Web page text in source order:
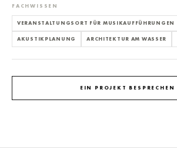
FACHWISSEN
VERANSTALTUNGSORT FÜR MUSIKAUFFÜHRUNGEN
AKUSTIKPLANUNG ARCHITEKTUR AM WASSER
EIN PROJEKT BESPRECHEN